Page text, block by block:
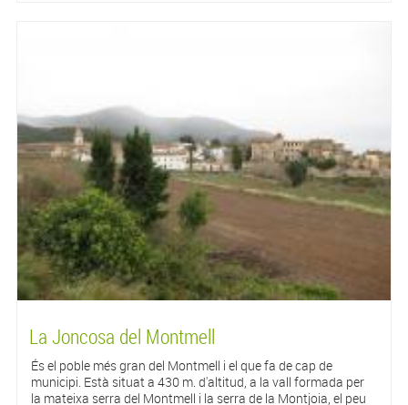
La Joncosa del Montmell
És el poble més gran del Montmell i el que fa de cap de
municipi. Està situat a 430 m. d'altitud, a la vall formada per
la mateixa serra del Montmell i la serra de la Montjoia, el peu